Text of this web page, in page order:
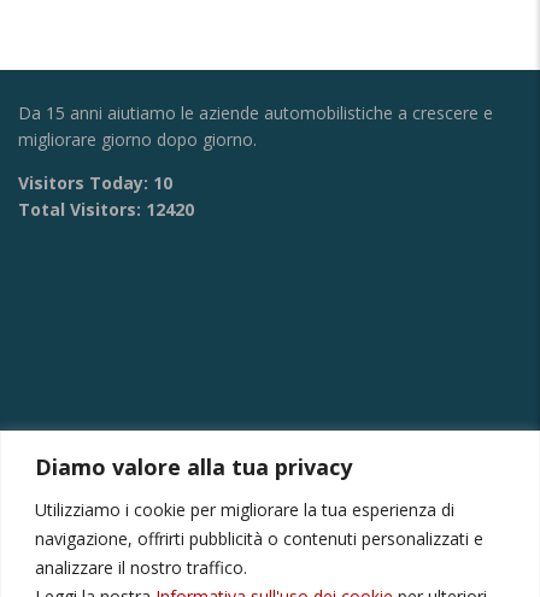
Diamo valore alla tua privacy
Utilizziamo i cookie per migliorare la tua esperienza di
navigazione, offrirti pubblicità o contenuti personalizzati e
analizzare il nostro traffico.
Da 15 anni aiutiamo le aziende automobilistiche a crescere e
migliorare giorno dopo giorno.
Visitors Today: 10
Total Visitors: 12420
Via Provinciale Montagna Spaccata 228/H Napoli
Raffaele +39 3282694809